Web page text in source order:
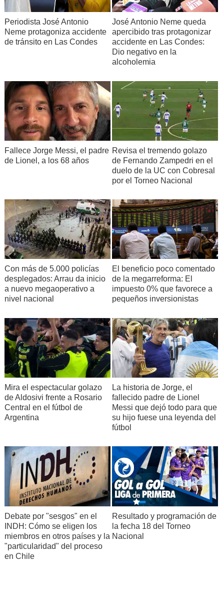
Periodista José Antonio
Neme protagoniza accidente
de tránsito en Las Condes
José Antonio Neme queda
apercibido tras protagonizar
accidente en Las Condes:
Dio negativo en la
alcoholemia
Fallece Jorge Messi, el padre
de Lionel, a los 68 años
Revisa el tremendo golazo
de Fernando Zampedri en el
duelo de la UC con Cobresal
por el Torneo Nacional
Con más de 5.000 policías
desplegados: Arrau da inicio
a nuevo megaoperativo a
nivel nacional
El beneficio poco comentado
de la megarreforma: El
impuesto 0% que favorece a
pequeños inversionistas
Mira el espectacular golazo
de Aldosivi frente a Rosario
Central en el fútbol de
Argentina
La historia de Jorge, el
fallecido padre de Lionel
Messi que dejó todo para que
su hijo fuese una leyenda del
fútbol
Debate por "sesgos" en el
INDH: Cómo se eligen los
miembros en otros países y la
"particularidad" del proceso
en Chile
Resultado y programación de
la fecha 18 del Torneo
Nacional